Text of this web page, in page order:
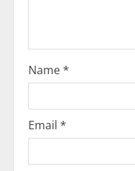
i
o
n
Name*
Email *